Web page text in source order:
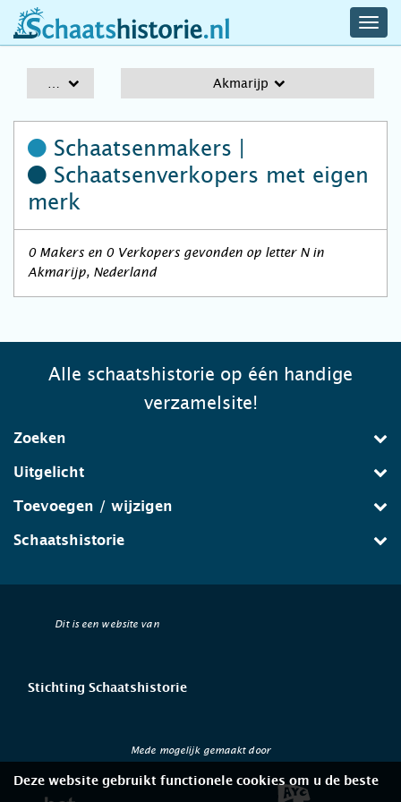
schaatshistorie.nl
Akmarijp
Schaatsenmakers |
Schaatsenverkopers met eigen
merk
0 Makers en 0 Verkopers gevonden op letter N in
Akmarijp, Nederland
Alle schaatshistorie op één handige
verzamelsite!
Zoeken
Uitgelicht
Toevoegen / wijzigen
Schaatshistorie
Dit is een website van
Stichting Schaatshistorie
Mede mogelijk gemaakt door
Deze website gebruikt functionele cookies om u de beste